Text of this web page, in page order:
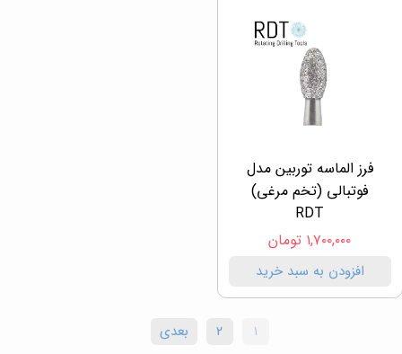
فرز الماسه توربین مدل
فوتبالی (تخم مرغی)
RDT
۱,۷۰۰,۰۰۰ تومان
افزودن به سبد خرید
۱ ۲ بعدی